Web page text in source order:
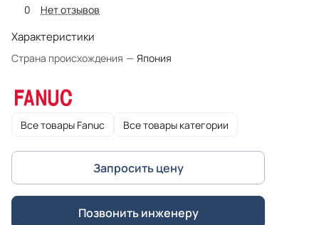
0 Нет отзывов
Характеристики
Страна происхождения — Япония
Все товары Fanuc Все товары категории
Запросить цену
Позвонить инженеру